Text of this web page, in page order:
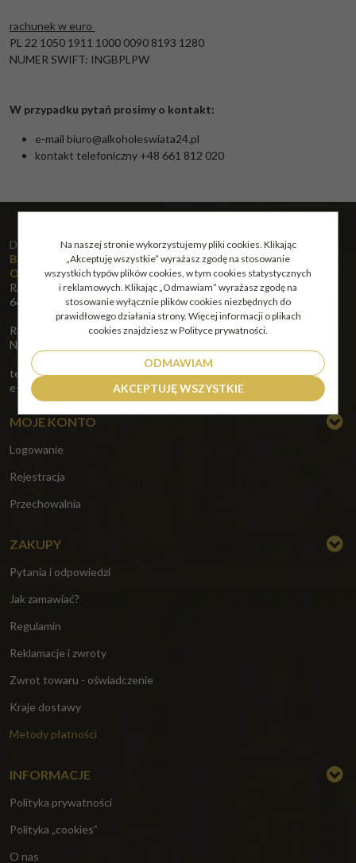
rachunek w euro
PL 22 1050 1911 1000 0090 8193 1280
NUMER SWIFT: INGBPLPW
W przypadku pytań prosimy o kontakt:
e-mail biuro@alkoholeswiata24.pl
kontakt telefoniczny +48 661 812 020
Dane kontaktowe:
BRICK HOUSE DETAL SPÓŁKA Z OGRANICZONĄ
ODPOWIEDZIALNOŚCIĄ
Racula-Głogowska 85
66-004 Zielona Góra
REGON: 523909599,
NIP: 9731089769
tel.: +48 661 812 020
e-mail:
biuro@alkoholeswiata24.pl
MOJE KONTO
Logowanie
Rejestracja
Przechowalnia
ZAKUPY
Pytania i odpowiedzi
Jak zamawiać?
Regulamin
Reklamacje i zwroty
Zwrot towaru - oświadczenie
Kraje dostawy
Metody płatności
INFORMACJE
Polityka prywatności
Polityka „cookies”
O nas
Na naszej stronie wykorzystujemy pliki cookies. Klikając
„Akceptuję wszystkie” wyrażasz zgodę na stosowanie
wszystkich typów plików cookies, w tym cookies statystycznych
i reklamowych. Klikając „Odmawiam” wyrażasz zgodę na
stosowanie wyłącznie plików cookies niezbędnych do
prawidłowego działania strony. Więcej informacji o plikach
cookies znajdziesz w Polityce prywatności.
ODMAWIAM
AKCEPTUJĘ WSZYSTKIE